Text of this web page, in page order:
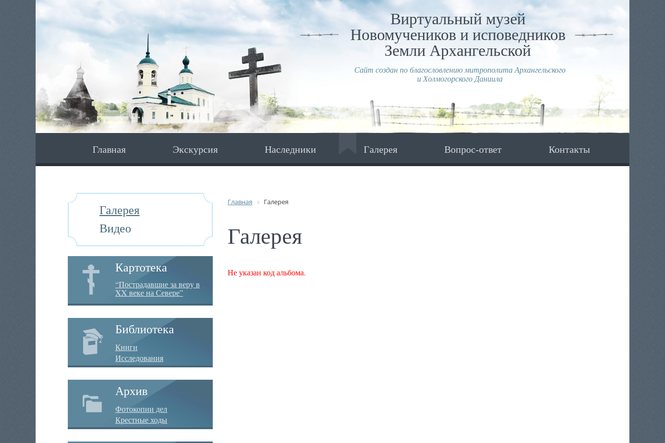
Виртуальный музей
Новомучеников и исповедников
Земли Архангельской
Сайт создан по благословлению митрополита Архангельского
и Холмогорского Даниила
Главная Экскурсия Наследники Галерея Вопрос-ответ Контакты
Галерея
Видео
Картотека
“Пострадавшие за веру в
XX веке на Севере”
Библиотека
Книги
Исследования
Архив
Фотокопии дел
Крестные ходы
Главная Галерея
Галерея
Не указан код альбома.